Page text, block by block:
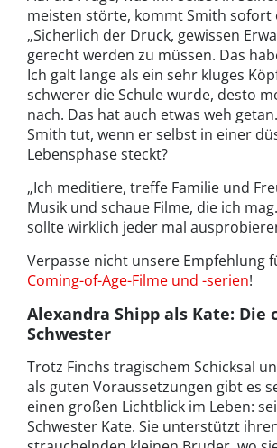
meisten störte, kommt Smith sofort
„Sicherlich der Druck, gewissen
gerecht werden zu müssen. Das
Ich galt lange als ein sehr kluges
schwerer die Schule wurde, desto
nach. Das hat auch etwas weh
Smith tut, wenn er selbst in einer
Lebensphase steckt?
„Ich meditiere, treffe Familie und
Musik und schaue Filme, die ich
sollte wirklich jeder mal
Verpasse nicht unsere Empfehlung
Coming-of-Age-Filme und -serien!
Alexandra Shipp als Kate: Die
Schwester
Trotz Finchs tragischem Schicksal
als guten Voraussetzungen gibt es
einen großen Lichtblick im Leben:
Schwester Kate. Sie unterstützt